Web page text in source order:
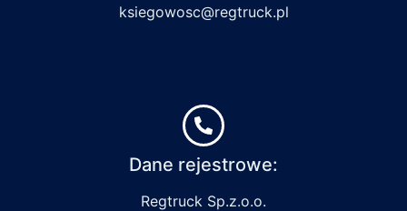
ksiegowosc@regtruck.pl
Dane rejestrowe:
Regtruck Sp.z.o.o.